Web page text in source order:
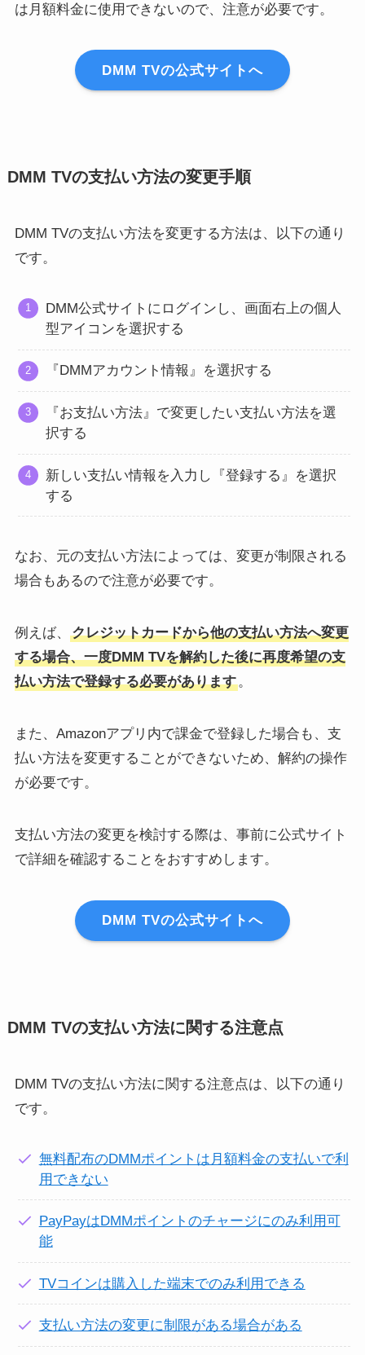
は月額料金に使用できないので、注意が必要です。
DMM TVの公式サイトへ
DMM TVの支払い方法の変更手順
DMM TVの支払い方法を変更する方法は、以下の通り
です。
DMM公式サイトにログインし、画面右上の個人
型アイコンを選択する
『DMMアカウント情報』を選択する
『お支払い方法』で変更したい支払い方法を選
択する
新しい支払い情報を入力し『登録する』を選択
する
なお、元の支払い方法によっては、変更が制限される
場合もあるので注意が必要です。
例えば、
クレジットカードから他の支払い方法へ変更
する場合、一度DMM TVを解約した後に再度希望の支
払い方法で登録する必要があります。
また、Amazonアプリ内で課金で登録した場合も、支
払い方法を変更することができないため、解約の操作
が必要です。
支払い方法の変更を検討する際は、事前に公式サイト
で詳細を確認することをおすすめします。
DMM TVの公式サイトへ
DMM TVの支払い方法に関する注意点
DMM TVの支払い方法に関する注意点は、以下の通り
です。
無料配布のDMMポイントは月額料金の支払いで利
用できない
PayPayはDMMポイントのチャージにのみ利用可
能
TVコインは購入した端末でのみ利用できる
支払い方法の変更に制限がある場合がある